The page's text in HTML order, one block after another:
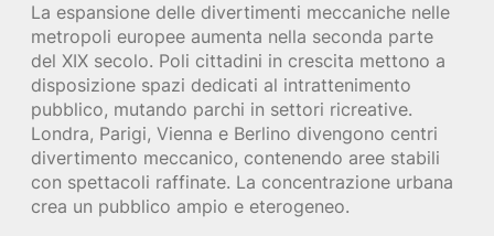
La espansione delle divertimenti meccaniche nelle
metropoli europee aumenta nella seconda parte
del XIX secolo. Poli cittadini in crescita mettono a
disposizione spazi dedicati al intrattenimento
pubblico, mutando parchi in settori ricreative.
Londra, Parigi, Vienna e Berlino divengono centri
divertimento meccanico, contenendo aree stabili
con spettacoli raffinate. La concentrazione urbana
crea un pubblico ampio e eterogeneo.